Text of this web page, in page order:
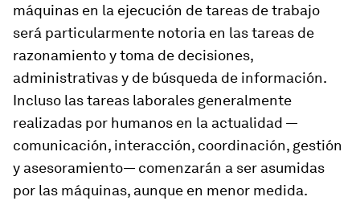
máquinas en la ejecución de tareas de trabajo
será particularmente notoria en las tareas de
razonamiento y toma de decisiones,
administrativas y de búsqueda de información.
Incluso las tareas laborales generalmente
realizadas por humanos en la actualidad —
comunicación, interacción, coordinación, gestión
y asesoramiento— comenzarán a ser asumidas
por las máquinas, aunque en menor medida.